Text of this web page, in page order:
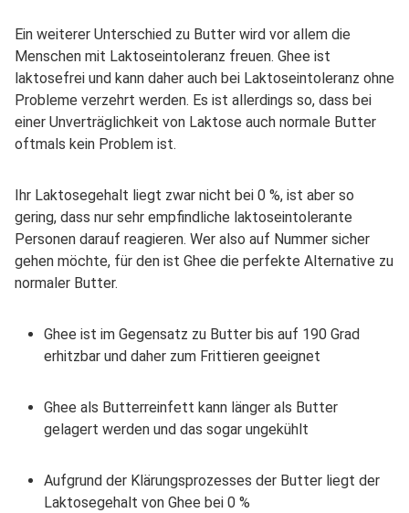
Ein weiterer Unterschied zu Butter wird vor allem die
Menschen mit Laktoseintoleranz freuen. Ghee ist
laktosefrei und kann daher auch bei Laktoseintoleranz ohne
Probleme verzehrt werden. Es ist allerdings so, dass bei
einer Unverträglichkeit von Laktose auch normale Butter
oftmals kein Problem ist.
Ihr Laktosegehalt liegt zwar nicht bei 0 %, ist aber so
gering, dass nur sehr empfindliche laktoseintolerante
Personen darauf reagieren. Wer also auf Nummer sicher
gehen möchte, für den ist Ghee die perfekte Alternative zu
normaler Butter.
Ghee ist im Gegensatz zu Butter bis auf 190 Grad
erhitzbar und daher zum Frittieren geeignet
Ghee als Butterreinfett kann länger als Butter
gelagert werden und das sogar ungekühlt
Aufgrund der Klärungsprozesses der Butter liegt der
Laktosegehalt von Ghee bei 0 %